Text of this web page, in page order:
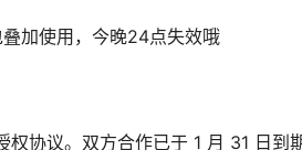
加使用，今晚24点失效哦
协议。双方合作已于 1 月 31 日到期